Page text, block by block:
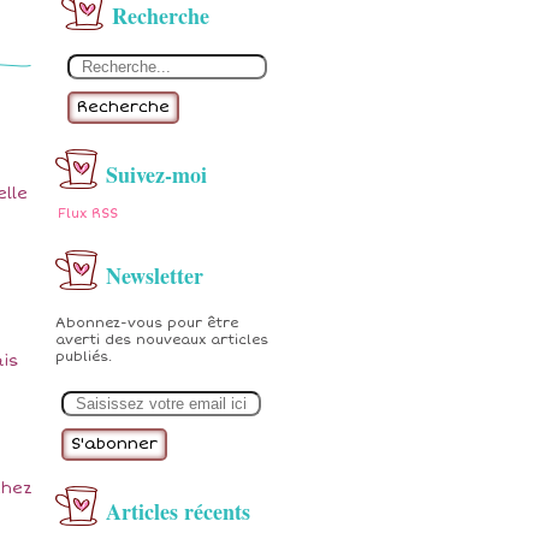
Recherche
Recherche
Suivez-moi
Flux RSS
Newsletter
Abonnez-vous pour être
averti des nouveaux articles
publiés.
m
Articles récents